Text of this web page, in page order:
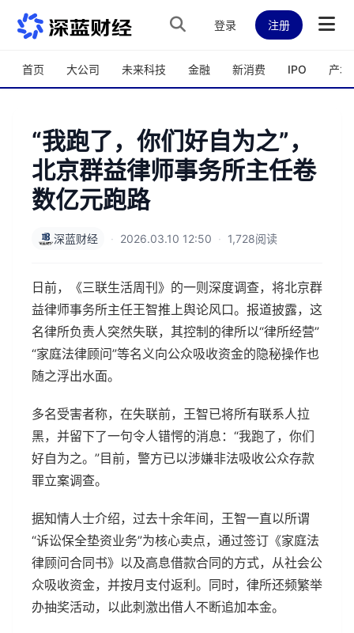
跳转到主内容
登录 注册
首页 大公司 未来科技 金融 新消费 IPO 产城
“我跑了，你们好自为之”，
北京群益律师事务所主任卷
数亿元跑路
深蓝财经 · 2026.03.10 12:50 · 1,728阅读
日前，《三联生活周刊》的一则深度调查，将北京群
益律师事务所主任王智推上舆论风口。报道披露，这
名律所负责人突然失联，其控制的律所以“律所经营”
“家庭法律顾问”等名义向公众吸收资金的隐秘操作也
随之浮出水面。
多名受害者称，在失联前，王智已将所有联系人拉
黑，并留下了一句令人错愕的消息：“我跑了，你们
好自为之。”目前，警方已以涉嫌非法吸收公众存款
罪立案调查。
据知情人士介绍，过去十余年间，王智一直以所谓
“诉讼保全垫资业务”为核心卖点，通过签订《家庭法
律顾问合同书》以及高息借款合同的方式，从社会公
众吸收资金，并按月支付返利。同时，律所还频繁举
办抽奖活动，以此刺激出借人不断追加本金。